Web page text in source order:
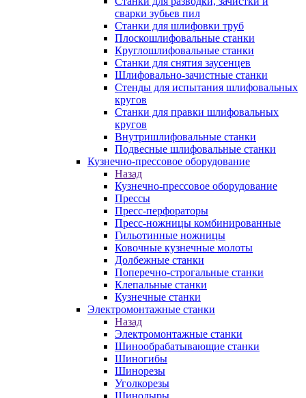
сварки зубьев пил
Станки для шлифовки труб
Плоскошлифовальные станки
Круглошлифовальные станки
Станки для снятия заусенцев
Шлифовально-зачистные станки
Стенды для испытания шлифовальных
кругов
Станки для правки шлифовальных
кругов
Внутришлифовальные станки
Подвесные шлифовальные станки
Кузнечно-прессовое оборудование
Назад
Кузнечно-прессовое оборудование
Прессы
Пресс-перфораторы
Пресс-ножницы комбинированные
Гильотинные ножницы
Ковочные кузнечные молоты
Долбежные станки
Поперечно-строгальные станки
Клепальные станки
Кузнечные станки
Электромонтажные станки
Назад
Электромонтажные станки
Шинообрабатывающие станки
Шиногибы
Шинорезы
Уголкорезы
Шинодыры